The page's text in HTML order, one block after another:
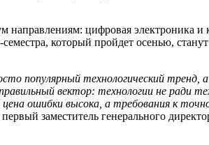
цифровая электроника и
который пройдет осенью,
популярный технологический тренд,
вектор: технологии не ради
ошибки высока, а требования к
заместитель генерального